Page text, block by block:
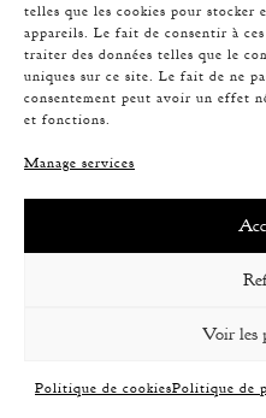
telles que les cookies pour stocker
appareils. Le fait de consentir à
traiter des données telles que le
uniques sur ce site. Le fait de ne
consentement peut avoir un effet
et fonctions.
Manage services
Voir les
Politique de cookiesPolitique de